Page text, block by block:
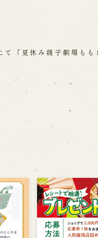
「夏休み親子劇場もも